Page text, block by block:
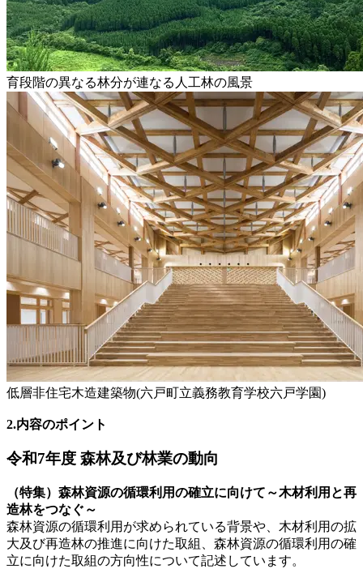
育段階の異なる林分が連なる人工林の風景
低層非住宅木造建築物(六戸町立義務教育学校六戸学園)
2.内容のポイント
令和7年度 森林及び林業の動向
（特集）森林資源の循環利用の確立に向けて～木材利用と再
造林をつなぐ～
森林資源の循環利用が求められている背景や、木材利用の拡
大及び再造林の推進に向けた取組、森林資源の循環利用の確
立に向けた取組の方向性について記述しています。